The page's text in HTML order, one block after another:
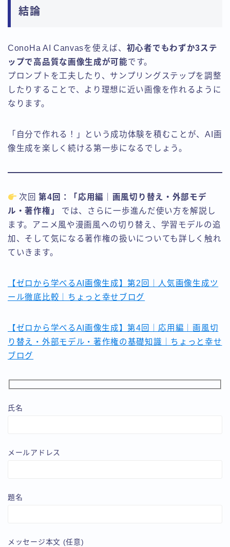
結論
ConoHa AI Canvasを使えば、 初心者でもわずか3ステ
ップで高品質な画像生成が可能です。
プロンプトを工夫したり、サンプリングステップを調整
したりすることで、より理想に近い画像を作れるように
なります。
「自分で作れる！」という成功体験を積むことが、AI画
像生成を楽しく続ける第一歩になるでしょう。
次回第4回：「応用編｜画風切り替え・外部モデ
ル・著作権」
では、さらに一歩進んだ使い方を解説し
ます。アニメ風や漫画風への切り替え、学習モデルの追
加、そして気になる著作権の扱いについても詳しく触れ
ていきます。
【ゼロから学べるAI画像生成】第2回｜人気画像生成ツ
ール徹底比較｜ちょっと幸せブログ
【ゼロから学べるAI画像生成】第4回｜応用編｜画風切
り替え・外部モデル・著作権の基礎知識｜ちょっと幸せ
ブログ
氏名
メールアドレス
題名
メッセージ本文 (任意)